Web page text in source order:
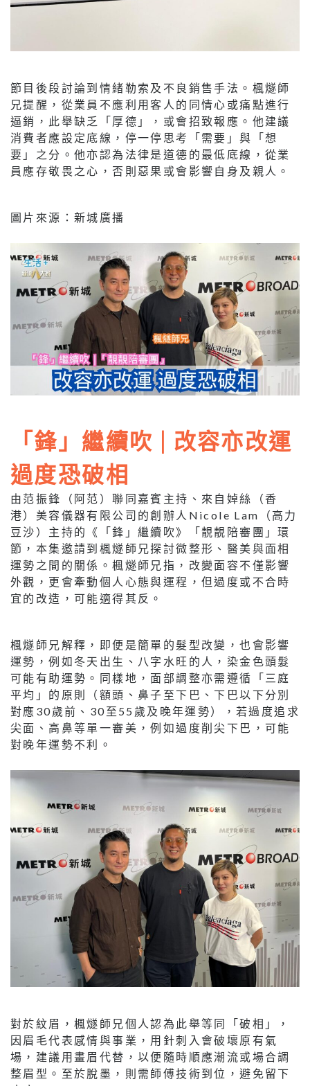
節目後段討論到情緒勒索及不良銷售手法。楓燧師
兄提醒，從業員不應利用客人的同情心或痛點進行
逼銷，此舉缺乏「厚德」，或會招致報應。他建議
消費者應設定底線，停一停思考「需要」與「想
要」之分。他亦認為法律是道德的最低底線，從業
員應存敬畏之心，否則惡果或會影響自身及親人。
圖片來源：新城廣播
「鋒」繼續吹 | 改容亦改運
過度恐破相
由范振鋒（阿范）聯同嘉賓主持、來自婥絲（香
港）美容儀器有限公司的創辦人Nicole Lam（高力
豆沙）主持的《「鋒」繼續吹》「靚靚陪審團」環
節，本集邀請到楓燧師兄探討微整形、醫美與面相
運勢之間的關係。楓燧師兄指，改變面容不僅影響
外觀，更會牽動個人心態與運程，但過度或不合時
宜的改造，可能適得其反。
楓燧師兄解釋，即便是簡單的髮型改變，也會影響
運勢，例如冬天出生、八字水旺的人，染金色頭髮
可能有助運勢。同樣地，面部調整亦需遵循「三庭
平均」的原則（額頭、鼻子至下巴、下巴以下分別
對應30歲前、30至55歲及晚年運勢），若過度追求
尖面、高鼻等單一審美，例如過度削尖下巴，可能
對晚年運勢不利。
對於紋眉，楓燧師兄個人認為此舉等同「破相」，
因眉毛代表感情與事業，用針刺入會破壞原有氣
場，建議用畫眉代替，以便隨時順應潮流或場合調
整眉型。至於脫墨，則需師傅技術到位，避免留下